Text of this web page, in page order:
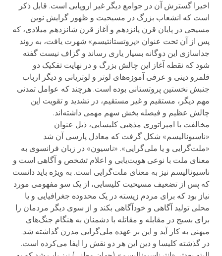
اخیرا گسترش آن در جوامع دیگر غیر اروپایی است. قابل ذکر
است که انشعاب بزرگ در مسیحیت و ظهور گرایش نوین
مسیحی در پایان قرن پانزدهم و آغاز قرن شانزدهم میلادی، که
پس از آن تحت عنوان «پروتستانتیسم» شهرت یافت، به روند
جداسازی این دوگانه بسیار یاری رساند و گزاف نیست گفته
شود که نقطه آغاز این چالش بزرگ و در نهایت تفکیک دو
قلمرو دینی و عرفی آموزه‌های لوتر و لوتریانی و دیگر ارباب
جنبش نخستین پروتستانی بوده است. هرچند که عوامل تمدنی
مهم دیگر، مستقیم و غیر مستقیم، در تشدید و تقویت این
چالش عظیم و فیصله بخش سهم مهمی داشته‌اند.
مخالفت با امپراتوری مذهبی کلیسایی، ذیل عنوان
«ناسیونالیسم» شکل گرفت که معادل پارسی آن شد
«ملت‌گرایی و یا ملی‌گرایی». «ناسیون» در زبان فرانسوی به
معنای ملت با نوعی هویت‌یابی و اعلام تشخص و آگاهی است و
ناسیونالیسم نیز به معنای ملت‌گرایی است. به ویژه باید دانست
که پس از تضعیف مسیحیت کلیسایی، از یک سو مفهومی مورد
نیاز بود که برای مردم زیسته در یک محدوده جغرافیایی و یا
محلی تولید آگاهی و خودآگاهی بکند و از سوی دیگر مردمان را
برای بسیج در مقابله و مقاتله با دشمنان به هنگام جنگ‌های
میهنی به کار آید و این بر عهده ملی‌گرایی مدرن گذاشته شد.
در گذشته کلیسا و دین این هر دو نقش را ایفا می‌کرده است.